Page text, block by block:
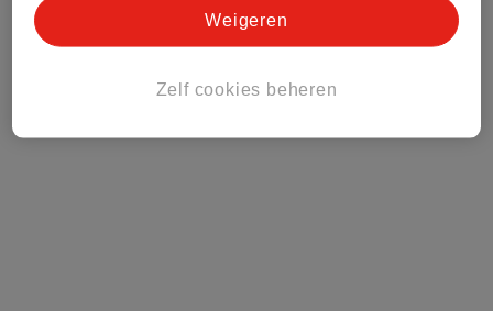
Over Kruidvat
Zelf cookies beheren
Weigeren